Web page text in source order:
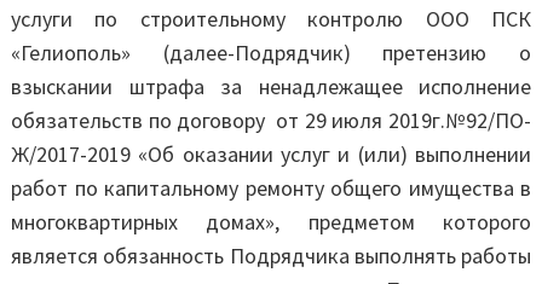
услуги по строительному контролю ООО ПСК
«Гелиополь» (далее-Подрядчик) претензию о
взыскании штрафа за ненадлежащее исполнение
обязательств по договору от 29 июля 2019г.№92/ПО-
Ж/2017-2019 «Об оказании услуг и (или) выполнении
работ по капитальному ремонту общего имущества в
многоквартирных домах», предметом которого
является обязанность Подрядчика выполнять работы